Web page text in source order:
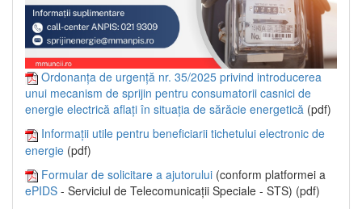
Ordonanța de urgență nr. 35/2025 privind introducerea
unui mecanism de sprijin pentru consumatorii casnici de
energie electrică aflați în situația de sărăcie energetică (pdf)
Informații utile pentru beneficiarii tichetului electronic de
energie (pdf)
Formular de solicitare a ajutorului (conform platformei a
ePIDS - Serviciul de Telecomunicații Speciale - STS) (pdf)